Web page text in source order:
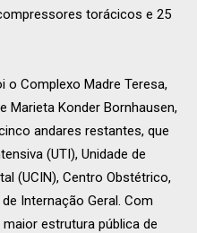
torácicos e 25
o Complexo Madre Teresa,
Marieta Konder Bornhausen,
andares restantes, que
(UTI), Unidade de
(UCIN), Centro Obstétrico,
Internação Geral. Com
estrutura pública de